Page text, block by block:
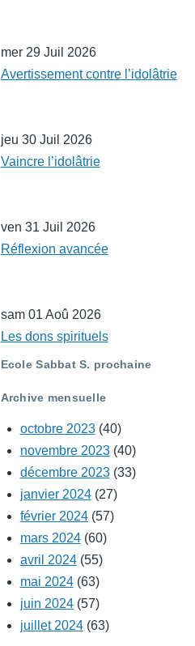
mer 29 Juil 2026
Avertissement contre l’idolâtrie
jeu 30 Juil 2026
Vaincre l’idolâtrie
ven 31 Juil 2026
Réflexion avancée
sam 01 Aoû 2026
Les dons spirituels
Ecole Sabbat S. prochaine
Archive mensuelle
octobre 2023(40)
novembre 2023(40)
décembre 2023(33)
janvier 2024(27)
février 2024(57)
mars 2024(60)
avril 2024(55)
mai 2024(63)
juin 2024(57)
juillet 2024(63)